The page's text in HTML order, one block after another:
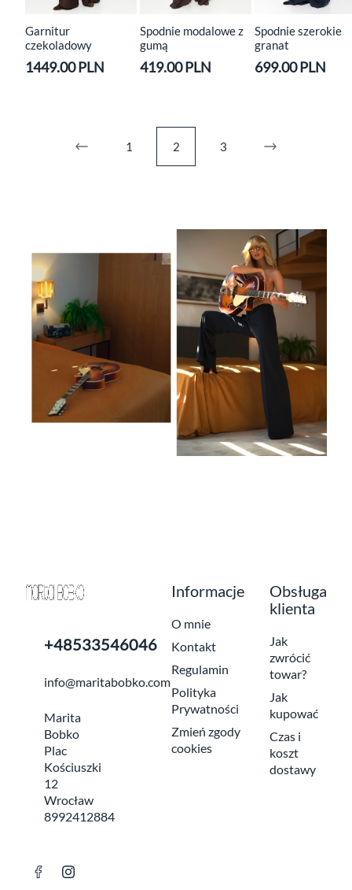
Garnitur
czekoladowy
1449.00 PLN
Spodnie modalowe z
gumą
419.00 PLN
Spodnie szerokie
granat
699.00 PLN
1 2 3
+48533546046
info@maritabobko.com
Marita
Bobko
Plac
Kościuszki
12
Wrocław
8992412884
Informacje
O mnie
Kontakt
Regulamin
Polityka
Prywatności
Zmień zgody
cookies
Obsługa
klienta
Jak
zwrócić
towar?
Jak
kupować
Czas i
koszt
dostawy